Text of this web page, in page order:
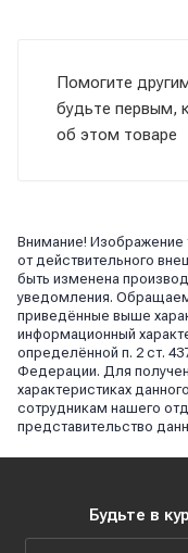
Помогите
будьте первым,
об этом товаре
Внимание! Изображение
от действительного
быть изменена
уведомления.
приведённые выше
информационный
определённой п. 2 ст.
Федерации. Для
характеристиках
сотрудникам нашего
представительство
Будьте в